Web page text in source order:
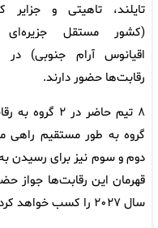
تایلند، تاهیتی و جزایر
(کشور مستقل جزیره‌ای
اقیانوس آرام جنوبی) در
رقابت‌ها حضور دارند.
۸ تیم حاضر
گروه به طور مستقیم راهی
دوم و سوم نیز برای رسیدن
سال ۲۰۲۷ را کسب خواهد کرد.